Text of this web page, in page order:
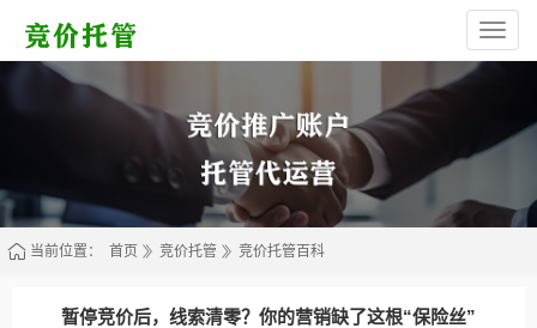
西
安
高
网
部
（个
当前位置： 首页 竞价托管 竞价托管百科
暂停竞价后，线索清零？你的营销缺了这根“保险丝”